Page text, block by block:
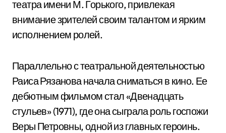
театра имени М. Горького, привлекая
внимание зрителей своим талантом и ярким
исполнением ролей.
Параллельно с театральной деятельностью
Раиса Рязанова начала сниматься в кино. Ее
дебютным фильмом стал «Двенадцать
стульев» (1971), где она сыграла роль госпожи
Веры Петровны, одной из главных героинь.